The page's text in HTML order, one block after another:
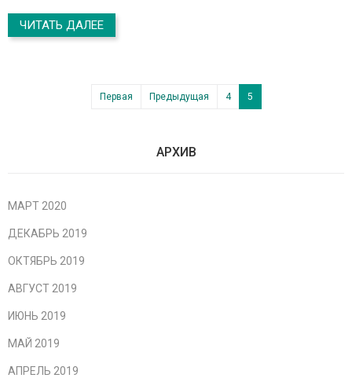
ЧИТАТЬ ДАЛЕЕ
Первая Предыдущая 4 5
АРХИВ
МАРТ 2020
ДЕКАБРЬ 2019
ОКТЯБРЬ 2019
АВГУСТ 2019
ИЮНЬ 2019
МАЙ 2019
АПРЕЛЬ 2019